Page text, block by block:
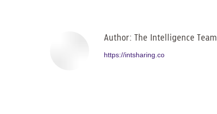
Author: The Intelligence Team
https://intsharing.co